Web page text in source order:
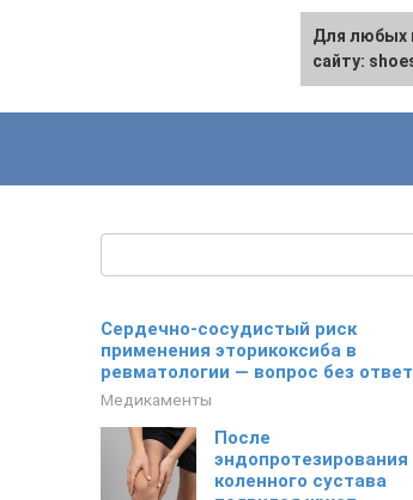
Сердечно-сосудистый риск
применения эторикоксиба в
ревматологии — вопрос без
Медикаменты
После
эндопротезирования
коленного сустава
Для любых
сайту: